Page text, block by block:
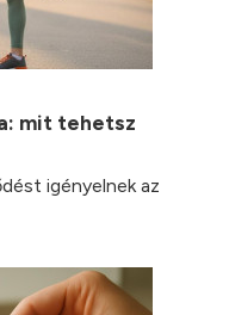
mit tehetsz
igényelnek az